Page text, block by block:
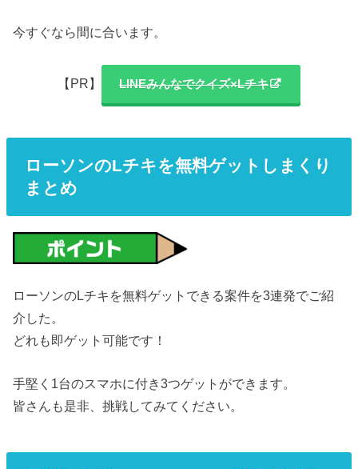
今すぐなら間に合います。
【PR】 LINEみんなでクイズ×Lチキ
ローソンのLチキを無料ゲットしまくり
まとめ
ローソンのLチキを無料ゲットできる案件を3連発でご紹
介した。
どれも即ゲット可能です！
手堅く1台のスマホに付き3つゲットができます。
皆さんも是非、挑戦してみてください。